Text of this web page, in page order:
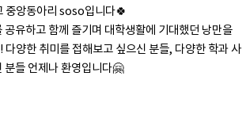
중앙동아리 soso입니다🍀
공유하고 함께 즐기며 대학생활에 기대했던 낭만을
다양한 취미를 접해보고 싶으신 분들, 다양한 학과 사
분들 언제나 환영입니다🤗